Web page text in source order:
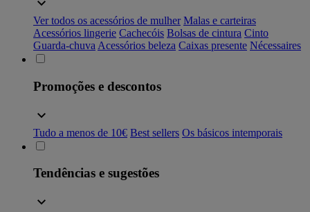
Ver todos os acessórios de mulher Malas e carteiras
Acessórios lingerie Cachecóis Bolsas de cintura Cinto
Guarda-chuva Acessórios beleza Caixas presente Nécessaires
Promoções e descontos
Tudo a menos de 10€ Best sellers Os básicos intemporais
Tendências e sugestões